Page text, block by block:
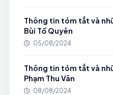
Thông tin tóm tắt và
Bùi Tố Quyên
05/08/2024
Thông tin tóm tắt và
Phạm Thu Vân
08/08/2024